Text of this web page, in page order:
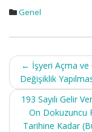
Genel
Post
navigation
← İşyeri Açma ve
Değişiklik
193 Sayılı Gelir
On Dokuzuncu
Tarihine Kadar